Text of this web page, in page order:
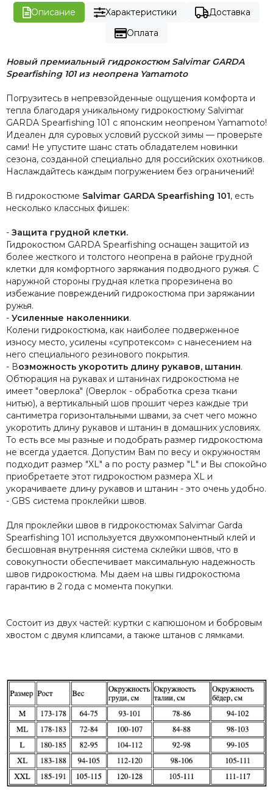
Описание Характеристики
Доставка
Оплата
Новый премиальный гидрокостюм Salvimar GARDA
Spearfishing 101 из неопрена Yamamoto
Погрузитесь в непревзойденные ощущения комфорта и
тепла благодаря уникальному гидрокостюму Salvimar
GARDA Spearfishing 101 с японским неопреном Yamamoto!
Идеален для суровых условий русской зимы — проверьте
сами! Не упустите шанс стать обладателем новинки
сезона, созданной специально для российских охотников.
Наслаждайтесь каждым погружением без ограничений!
В гидрокостюме Salvimar GARDA Spearfishing 101, есть
несколько классных фишек:
- Защита грудной клетки.
Гидрокостюм GARDA Spearfishing оснащен защитой из
более жесткого и толстого неопрена в районе грудной
клетки для комфортного заряжания подводного ружья. С
наружной стороны грудная клетка прорезинена во
избежание повреждений гидрокостюма при заряжании
ружья.
- Усиленные наколенники.
Колени гидрокостюма, как наиболее подверженное
износу место, усилены «супротексом» с нанесением на
него специального резинового покрытия.
- Возможность укоротить длину рукавов, штанин.
Обтюрация на рукавах и штанинах гидрокостюма не
имеет "оверлока" (Оверлок - обработка среза ткани
нитью), а вертикальный шов прошит через каждые три
сантиметра горизонтальными швами, за счет чего можно
укоротить длину рукавов и штанин в домашних условиях.
То есть все мы разные и подобрать размер гидрокостюма
не всегда удается. Допустим Вам по весу и окружностям
подходит размер "XL" а по росту размер "L" и Вы спокойно
приобретаете этот гидрокостюм размера XL и
укорачиваете длину рукавов и штанин - это очень удобно.
- GBS система проклейки швов.
Для проклейки швов в гидрокостюмах Salvimar Garda
Spearfishing 101 используется двухкомпонентный клей и
бесшовная внутренняя система склейки швов, что в
совокупности обеспечивает максимальную надежность
швов гидрокостюма. Мы даем на швы гидрокостюма
гарантию в 2 года с момента покупки.
Состоит из двух частей: куртки с капюшоном и бобровым
хвостом с двумя клипсами, а также штанов с лямками.